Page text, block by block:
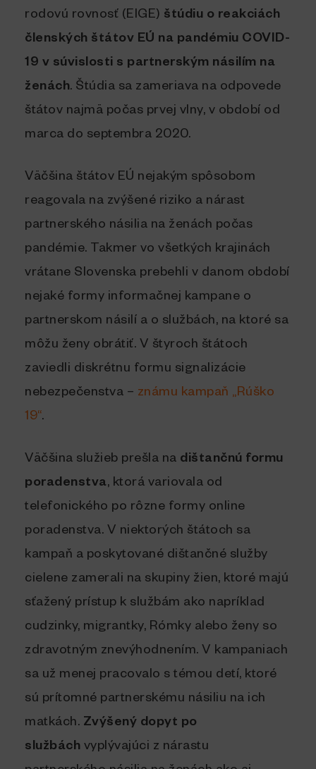
rodovú rovnosť (EIGE) štúdiu o reakciách
členských štátov EÚ na pandémiu COVID-
19 v súvislosti s partnerským násilím na
ženách. Štúdia sa zameriava na odpovede
štátov najmä počas prvej vlny, v období od
marca do septembra 2020.
Väčšina štátov EÚ nejakým spôsobom
reagovala na zvýšené riziko a nárast
partnerského násilia na ženách počas
pandémie. Takmer vo všetkých krajinách
vrátane Slovenska prebehli v danom období
nejaké formy informačnej kampane o
partnerskom násilí a o službách, na ktoré sa
môžu ženy obrátiť. V štyroch štátoch
zaviedli diskrétnu formu signalizácie
nebezpečenstva – známu kampaň „Rúško
19“.
Väčšina služieb prešla na dištančnú formu
poradenstva, ktorá variovala od
telefonického po rôzne formy online
poradenstva. V niektorých štátoch sa
kampaň a poskytované dištančné služby
cielene zamerali na skupiny žien, ktoré majú
sťažený prístup k službám ako napríklad
cudzinky, migrantky, Rómky alebo ženy so
zdravotným znevýhodnením. V kampaniach
sa už menej pracovalo s témou detí, ktoré
sú prítomné partnerskému násiliu na ich
matkách. Zvýšený dopyt po
službách vyplývajúci z nárastu